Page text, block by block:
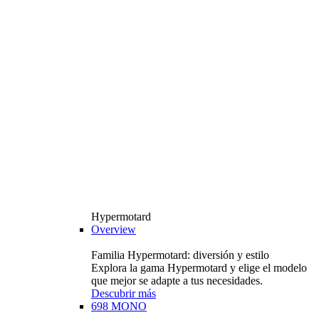
Hypermotard
Overview
Familia Hypermotard: diversión y estilo
Explora la gama Hypermotard y elige el modelo
que mejor se adapte a tus necesidades.
Descubrir más
698 MONO